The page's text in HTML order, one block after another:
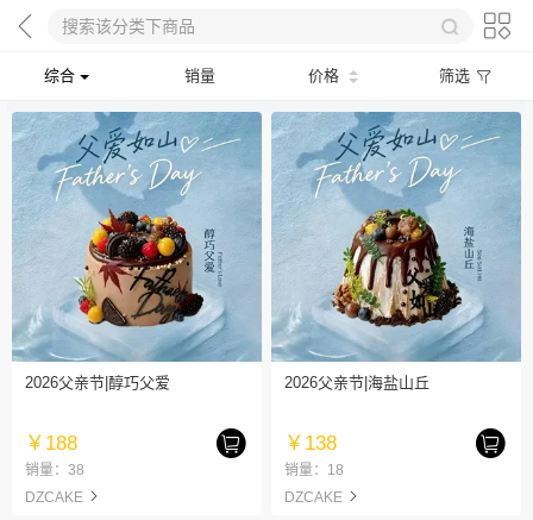
综合 销量 价格 筛选
2026父亲节|醇巧父爱
￥188
销量：38
DZCAKE
2026父亲节|海盐山丘
￥138
销量：18
DZCAKE